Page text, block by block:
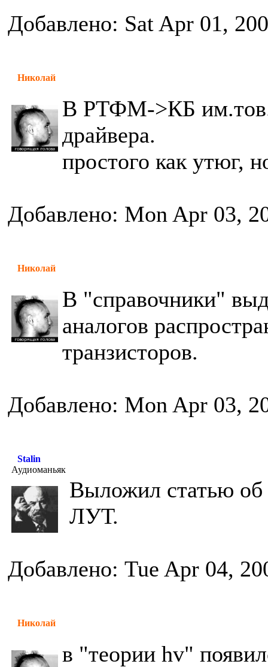
Добавлено: Sat Apr 01,
Николай
В РТФМ->КБ
драйвера.
простого как утюг,
Добавлено: Mon Apr 03,
Николай
В "справочники"
аналогов
транзисторов.
Добавлено: Mon Apr 03,
Stalin
Аудиоманьяк
Выложил статью об
ЛУТ.
Добавлено: Tue Apr 04,
Николай
в "теории hv"